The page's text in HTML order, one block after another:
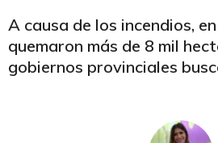
A causa de los incendios,
quemaron más de 8 mil
gobiernos provinciales